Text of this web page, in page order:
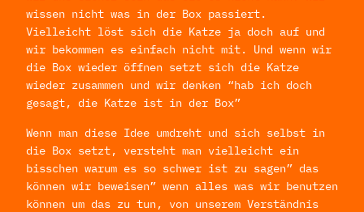
wissen nicht was in der Box passiert.
Vielleicht löst sich die Katze ja doch auf und
wir bekommen es einfach nicht mit. Und wenn wir
die Box wieder öffnen setzt sich die Katze
wieder zusammen und wir denken “hab ich doch
gesagt, die Katze ist in der Box”
Wenn man diese Idee umdreht und sich selbst in
die Box setzt, versteht man vielleicht ein
bisschen warum es so schwer ist zu sagen” das
können wir beweisen” wenn alles was wir benutzen
können um das zu tun, von unserem Verständnis